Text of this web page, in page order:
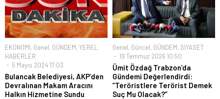
EKONOMİ, Genel, GÜNDEM, YEREL
HABERLER
5 Mayıs 2024 17:03
Bulancak Belediyesi, AKP’den
Devralınan Makam Aracını
Halkın Hizmetine Sundu
Genel, Güncel, GÜNDEM, SİYASET
19 Temmuz 2026 10:50
Ümit Özdağ Trabzon’da
Gündemi Değerlendirdi:
“Teröristlere Terörist Demek
Suç Mu Olacak?”